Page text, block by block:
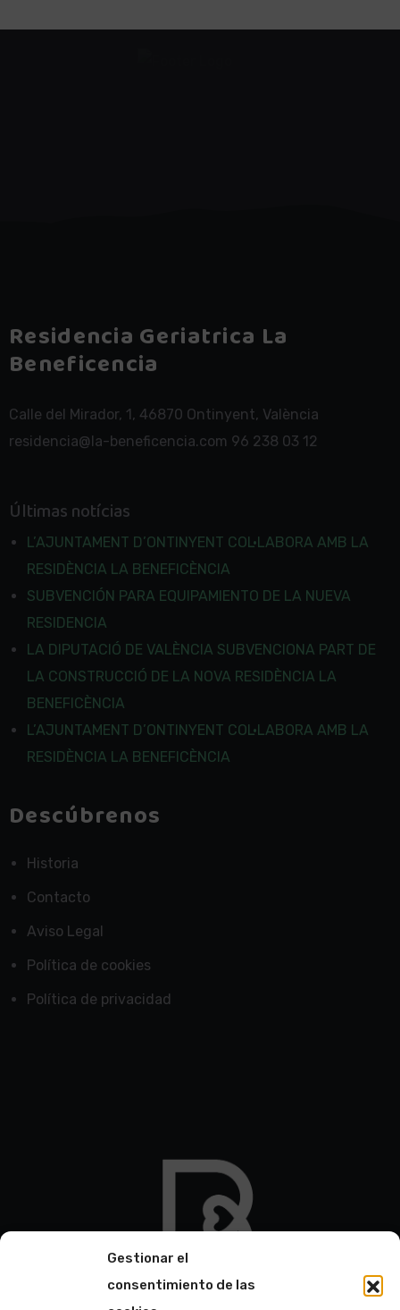
Gestionar el
consentimiento de las
Residencia Geriatrica La
Beneficencia
Calle del Mirador, 1, 46870 Ontinyent, València
residencia@la-beneficencia.com 96 238 03 12
Últimas notícias
L’AJUNTAMENT D’ONTINYENT COL·LABORA AMB LA
RESIDÈNCIA LA BENEFICÈNCIA
SUBVENCIÓN PARA EQUIPAMIENTO DE LA NUEVA
RESIDENCIA
LA DIPUTACIÓ DE VALÈNCIA SUBVENCIONA PART DE
LA CONSTRUCCIÓ DE LA NOVA RESIDÈNCIA LA
BENEFICÈNCIA
L’AJUNTAMENT D’ONTINYENT COL·LABORA AMB LA
RESIDÈNCIA LA BENEFICÈNCIA
Descúbrenos
Historia
Contacto
Aviso Legal
Política de cookies
Política de privacidad